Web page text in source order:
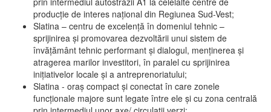
producţie de interes naţional din Regiunea Sud-Vest;
Slatina – centru de excelenţă în domeniul tehnic –
sprijinirea şi promovarea dezvoltării unui sistem de
învăţământ tehnic performant şi dialogul, menţinerea şi
atragerea marilor investitori, în paralel cu sprijinirea
iniţiativelor locale şi a antreprenoriatului;
Slatina - oraş compact şi conectat în care zonele
funcţionale majore sunt legate între ele şi cu zona centrală